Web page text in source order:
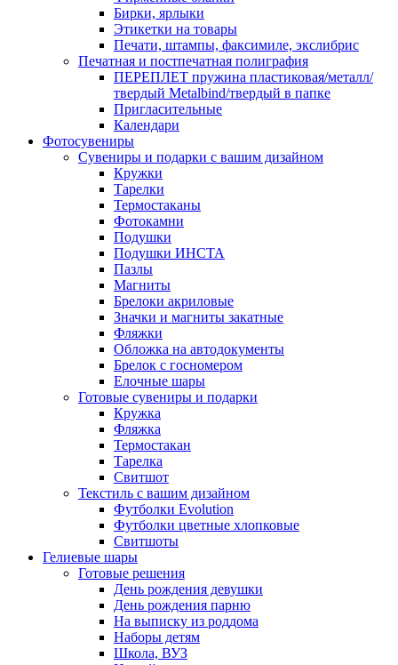
Бирки, ярлыки
Этикетки на товары
Печати, штампы, факсимиле, экслибрис
Печатная и постпечатная полиграфия
ПЕРЕПЛЕТ пружина пластиковая/металл/
твердый Metalbind/твердый в папке
Пригласительные
Календари
Фотосувениры
Сувениры и подарки с вашим дизайном
Кружки
Тарелки
Термостаканы
Фотокамни
Подушки
Подушки ИНСТА
Пазлы
Магниты
Брелоки акриловые
Значки и магниты закатные
Фляжки
Обложка на автодокументы
Брелок с госномером
Елочные шары
Готовые сувениры и подарки
Кружка
Фляжка
Термостакан
Тарелка
Свитшот
Текстиль с вашим дизайном
Футболки Evolution
Футболки цветные хлопковые
Свитшоты
Гелиевые шары
Готовые решения
День рождения девушки
День рождения парню
На выписку из роддома
Наборы детям
Школа, ВУЗ